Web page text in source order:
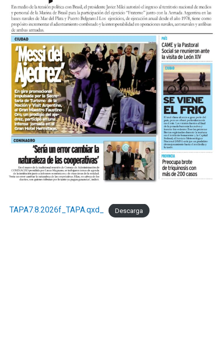
TAPA7.8.2026f_TAPA.qxd_ Descarga